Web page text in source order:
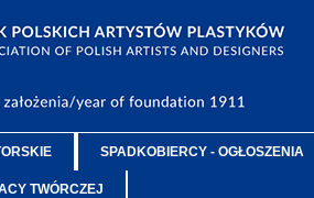
SPADKOBIERCY - OGŁOSZENIA
TWÓRCZEJ